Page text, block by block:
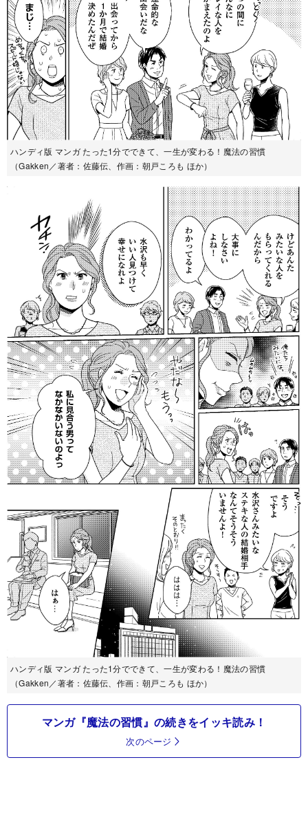
ハンディ版 マンガ たった1分でできて、一生が変わる！魔法の習慣
（Gakken／著者：佐藤伝、作画：朝戸ころも ほか）
ハンディ版 マンガ たった1分でできて、一生が変わる！魔法の習慣
（Gakken／著者：佐藤伝、作画：朝戸ころも ほか）
マンガ『魔法の習慣』の続きをイッキ読み！
次のページ